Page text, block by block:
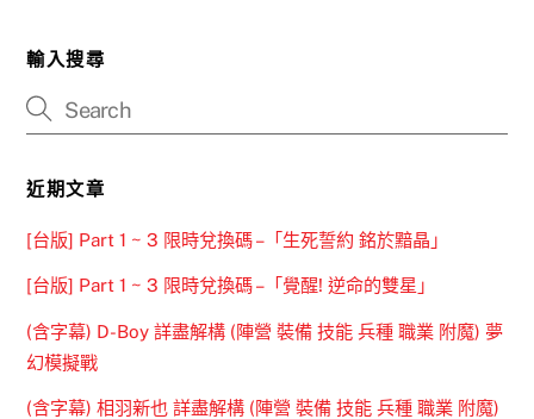
輸入搜尋
近期文章
[台版] Part 1 ~ 3 限時兌換碼 –「生死誓約 銘於黯晶」
[台版] Part 1 ~ 3 限時兌換碼 –「覺醒! 逆命的雙星」
(含字幕) D-Boy 詳盡解構 (陣營 裝備 技能 兵種 職業 附魔) 夢
幻模擬戰
(含字幕) 相羽新也 詳盡解構 (陣營 裝備 技能 兵種 職業 附魔)